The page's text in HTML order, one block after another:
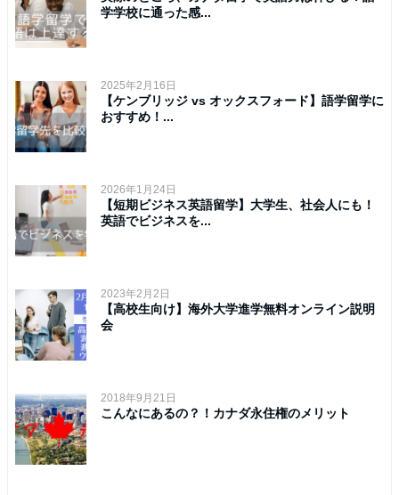
学学校に通った感...
2025年2月16日
【ケンブリッジ vs オックスフォード】語学留学に
おすすめ！...
2026年1月24日
【短期ビジネス英語留学】大学生、社会人にも！
英語でビジネスを...
2023年2月2日
【高校生向け】海外大学進学無料オンライン説明
会
2018年9月21日
こんなにあるの？！カナダ永住権のメリット